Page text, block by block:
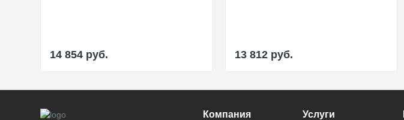
14 854 руб. 13 812 руб.
Компания Услуги